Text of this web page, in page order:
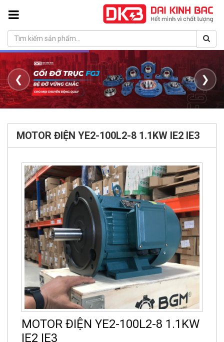
❮ ❯
MOTOR ĐIỆN YE2-100L2-8 1.1KW IE2 IE3
MOTOR ĐIỆN YE2-100L2-8 1.1KW
IE2 IE3